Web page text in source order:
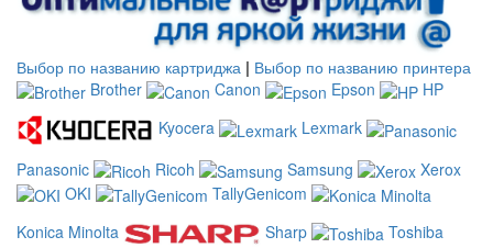
Выбор по названию картриджа | Выбор по названию принтера
Brother
Canon Epson
HP
Kyocera
Lexmark
Panasonic
Ricoh Samsung
Xerox
OKI
TallyGenicom
Konica Minolta
Sharp
Toshiba